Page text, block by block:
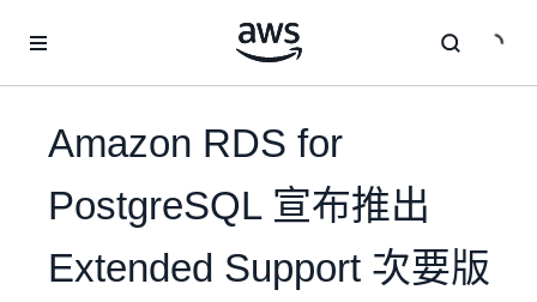
Amazon RDS for
PostgreSQL 宣布推出
Extended Support 次要版